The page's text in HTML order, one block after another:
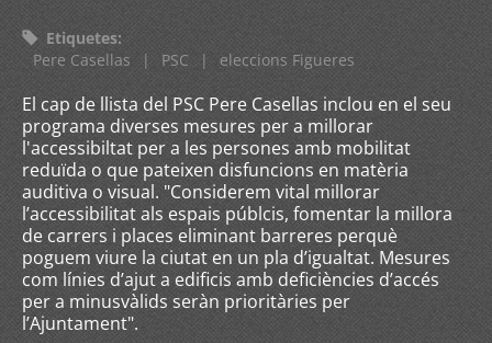
Etiquetes:
Pere Casellas
| PSC | eleccions Figueres
El cap de llista del PSC Pere Casellas inclou en el seu
programa diverses mesures per a millorar
l'accessibiltat per a les persones amb mobilitat
reduïda o que pateixen disfuncions en matèria
auditiva o visual. "Considerem vital millorar
l’accessibilitat als espais públcis, fomentar la millora
de carrers i places eliminant barreres perquè
poguem viure la ciutat en un pla d’igualtat. Mesures
com línies d’ajut a edificis amb deficiències d’accés
per a minusvàlids seràn prioritàries per
l’Ajuntament".